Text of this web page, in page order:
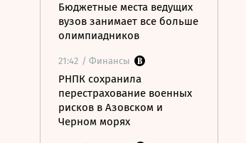
Бюджетные места ведущих
вузов занимает все больше
олимпиадников
21:42 / Финансы
РНПК сохранила
перестрахование военных
рисков в Азовском и
Черном морях